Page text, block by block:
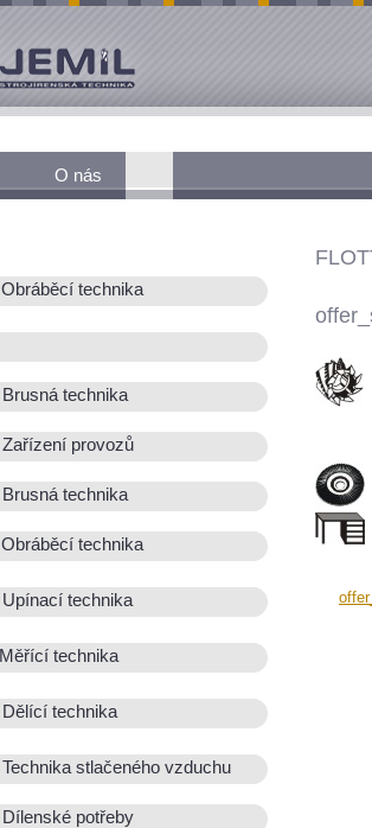
O nás
Obráběcí technika
Brusná technika
Zařízení provozů
Brusná technika
Obráběcí technika
Upínací technika
Měřící technika
Dělící technika
Technika stlačeného vzduchu
Dílenské potřeby